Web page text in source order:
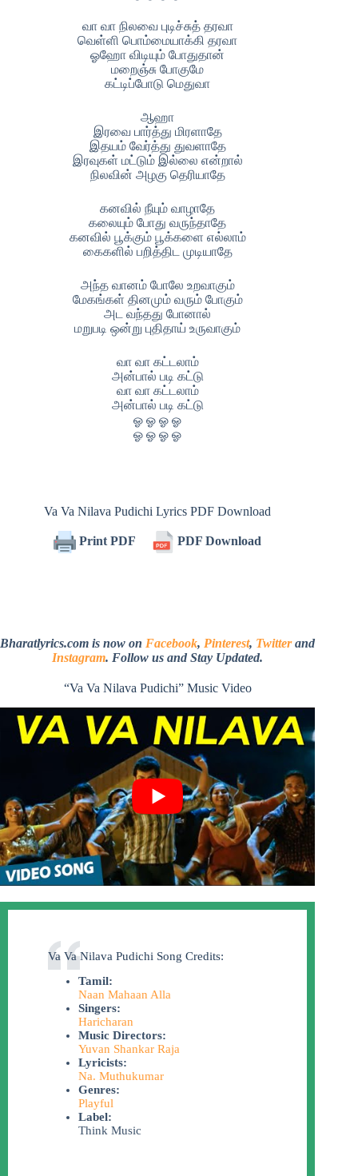
வா வா நிலவை புடிச்சுத் தரவா
வெள்ளி பொம்மையாக்கி தரவா
ஓஹோ விடியும் போதுதான்
மறைஞ்சு போகுமே
கட்டிப்போடு மெதுவா
ஆஹா
இரவை பார்த்து மிரளாதே
இதயம் வேர்த்து துவளாதே
இரவுகள் மட்டும் இல்லை என்றால்
நிலவின் அழகு தெரியாதே
கனவில் நீயும் வாழாதே
கலையும் போது வருந்தாதே
கனவில் பூக்கும் பூக்களை எல்லாம்
கைகளில் பறித்திட முடியாதே
அந்த வானம் போலே உறவாகும்
மேகங்கள் தினமும் வரும் போகும்
அட வந்தது போனால்
மறுபடி ஒன்று புதிதாய் உருவாகும்
வா வா கட்டலாம்
அன்பால் படி கட்டு
வா வா கட்டலாம்
அன்பால் படி கட்டு
ஓ ஓ ஓ ஓ
ஓ ஓ ஓ ஓ
Va Va Nilava Pudichi Lyrics PDF Download
Print PDF PDF Download
Bharatlyrics.com is now on Facebook, Pinterest, Twitterand
Instagram. Follow us and Stay Updated.
“Va Va Nilava Pudichi” Music Video
Va Va Nilava Pudichi Song Credits:
Tamil:
Naan Mahaan Alla
Singers:
Haricharan
Music Directors:
Yuvan Shankar Raja
Lyricists:
Na. Muthukumar
Genres:
Playful
Label:
Think Music